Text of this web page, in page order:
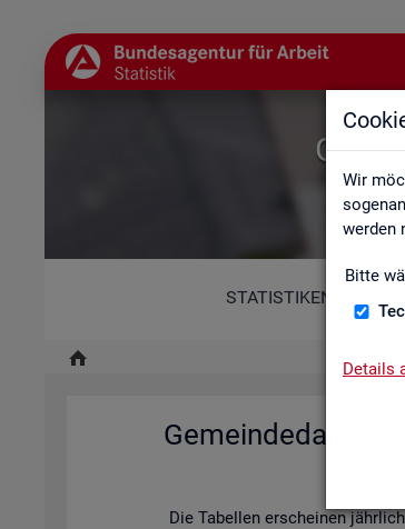
Wir
werden
Bitte
Details
STATISTIKEN
Ge­mein­de­da­ten
Die Ta­bel­len er­schei­nen